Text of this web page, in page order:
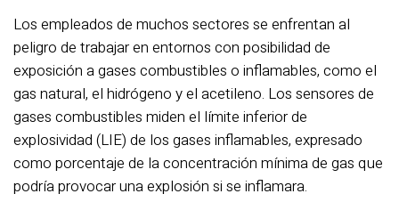
Los empleados de muchos sectores se enfrentan al
peligro de trabajar en entornos con posibilidad de
exposición a gases combustibles o inflamables, como el
gas natural, el hidrógeno y el acetileno. Los sensores de
gases combustibles miden el límite inferior de
explosividad (LIE) de los gases inflamables, expresado
como porcentaje de la concentración mínima de gas que
podría provocar una explosión si se inflamara.